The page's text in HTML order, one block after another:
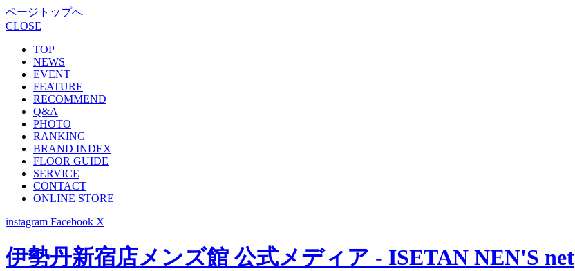
ページトップへ
CLOSE
TOP
NEWS
EVENT
FEATURE
RECOMMEND
Q&A
PHOTO
RANKING
BRAND INDEX
FLOOR GUIDE
SERVICE
CONTACT
ONLINE STORE
instagram Facebook X
伊勢丹新宿店メンズ館 公式メディア - ISETAN NEN'S net